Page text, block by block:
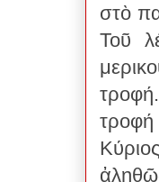
στὸ
Τοῦ
τροφή